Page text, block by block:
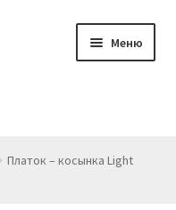
Меню
Платок – косынка Light